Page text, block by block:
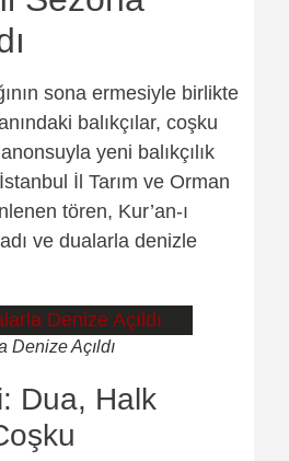
sona ermesiyle birlikte
balıkçılar, coşku
yeni balıkçılık
İl Tarım ve Orman
tören, Kur’an-ı
ve dualarla denizle
Denize Açıldı
Dua, Halk